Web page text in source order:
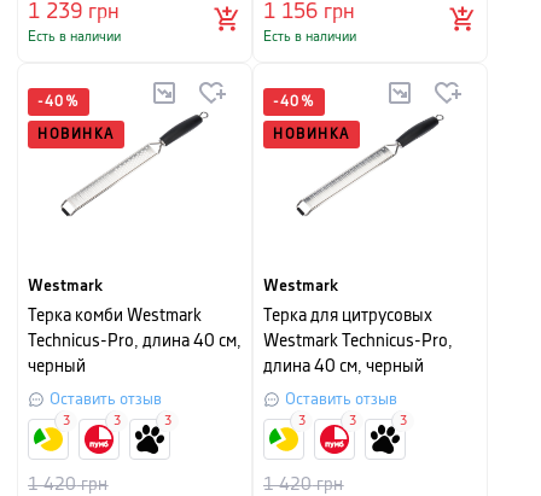
1 239 грн
Есть в наличии
1 156 грн
Есть в наличии
-40 %
НОВИНКА
Westmark
Терка комби Westmark
Technicus-Pro, длина 40 см,
черный
Оставить отзыв
1 420грн
3 3 3
-40 %
НОВИНКА
Westmark
Терка для цитрусовых
Westmark Technicus-Pro,
длина 40 см, черный
Оставить отзыв
1 420грн
3 3 3